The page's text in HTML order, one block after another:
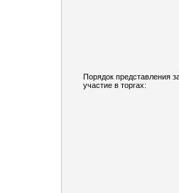
Порядок представления
участие в торгах: